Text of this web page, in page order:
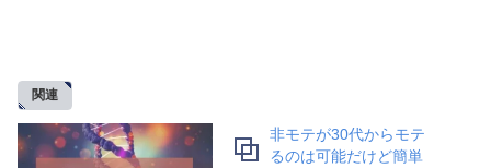
関連
非モテが30代からモテ
るのは可能だけど簡単